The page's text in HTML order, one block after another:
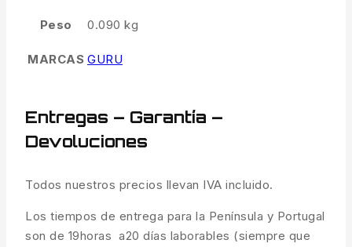
Peso 0.090 kg
MARCAS GURU
Entregas – Garantía –
Devoluciones
Todos nuestros precios llevan IVA incluido.
Los tiempos de entrega para la Península y Portugal
son de 19horas a20 días laborables (siempre que